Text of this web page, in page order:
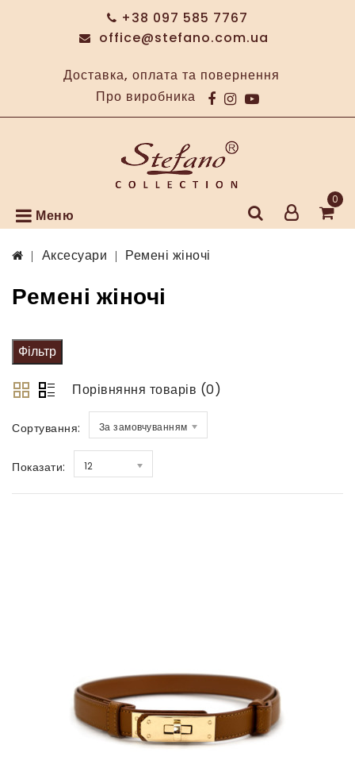
+38 097 585 7767
office@stefano.com.ua
Доставка, оплата та повернення
Про виробника
Меню
0
Аксесуари Ремені жіночі
Ремені жіночі
Фільтр
Порівняння товарів (0)
Сортування: За замовчуванням
Показати: 12